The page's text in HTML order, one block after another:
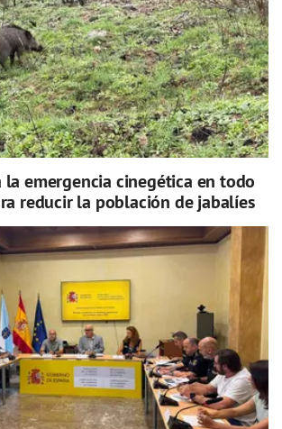
la emergencia cinegética en todo
reducir la población de jabalíes